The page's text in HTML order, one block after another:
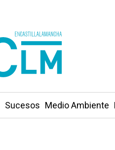
Sucesos Medio Ambiente